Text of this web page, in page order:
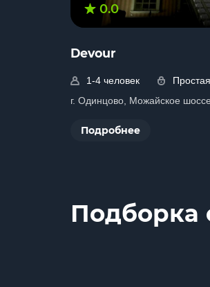
0.0
Devour
1-4 человек
г. Одинцово, Можайское
Подробнее
Подборка